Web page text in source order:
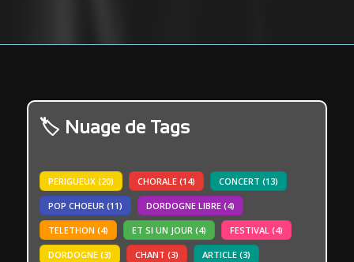
Nuage de Tags
PERIGUEUX (20) CHORALE (14) CONCERT (13)
POP CHOEUR (11) DORDOGNE LIBRE (4)
TELETHON (4) ET SI UN JOUR (4) FESTIVAL (4)
DORDOGNE (3) CHANT (3) ARTICLE (3)